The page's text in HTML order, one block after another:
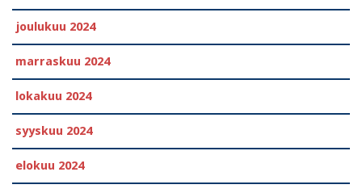
joulukuu 2024
marraskuu 2024
lokakuu 2024
syyskuu 2024
elokuu 2024